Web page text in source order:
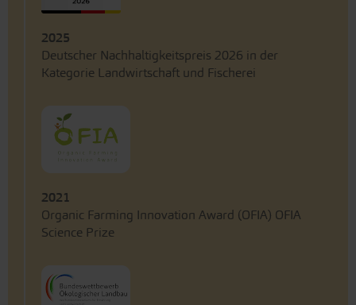
2025
Deutscher Nachhaltigkeitspreis 2026 in der
Kategorie Landwirtschaft und Fischerei
2021
Organic Farming Innovation Award (OFIA) OFIA
Science Prize